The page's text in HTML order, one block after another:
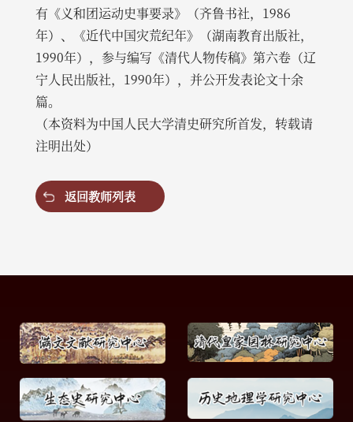
有《义和团运动史事要录》（齐鲁书社，1986
年）、《近代中国灾荒纪年》（湖南教育出版社，
1990年），参与编写《清代人物传稿》第六卷（辽
宁人民出版社，1990年），并公开发表论文十余
篇。
（本资料为中国人民大学清史研究所首发，转载请
注明出处）
返回教师列表